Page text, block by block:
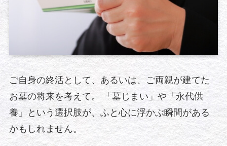
ご自身の終活として、あるいは、ご両親が建てた
お墓の将来を考えて。 「墓じまい」や「永代供
養」という選択肢が、ふと心に浮かぶ瞬間がある
かもしれません。